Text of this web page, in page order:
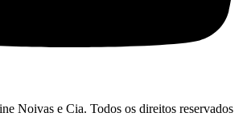
Noivas e Cia. Todos os direitos reservados